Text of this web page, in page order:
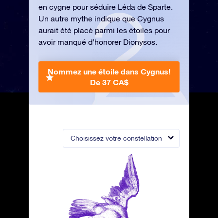
Choisissez votre constellation
en cygne pour séduire Léda de Sparte.
Un autre mythe indique que Cygnus
aurait été placé parmi les étoiles pour
avoir manqué d’honorer Dionysos.
Nommez une étoile dans Cygnus!
De 37 CA$